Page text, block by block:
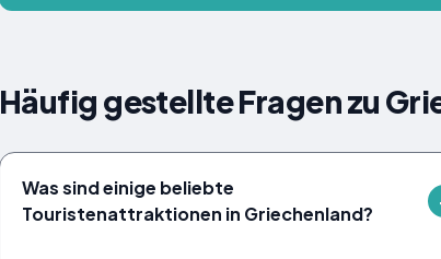
Häufig gestellte Fragen zu
Was sind einige beliebte
Touristenattraktionen in Griechenland?